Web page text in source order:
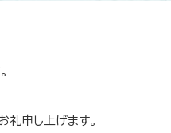
礼申し上げます。